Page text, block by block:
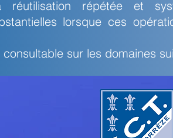
répétée et
lorsque ces
sur les domaines